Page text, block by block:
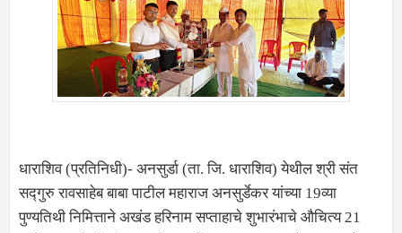
धाराशिव (प्रतिनिधी)- अनसुर्डा (ता. जि. धाराशिव) येथील श्री संत
सद्गुरु रावसाहेब बाबा पाटील महाराज अनसुर्डेकर यांच्या 19व्या
पुण्यतिथी निमित्ताने अखंड हरिनाम सप्ताहाचे शुभारंभाचे औचित्य 21